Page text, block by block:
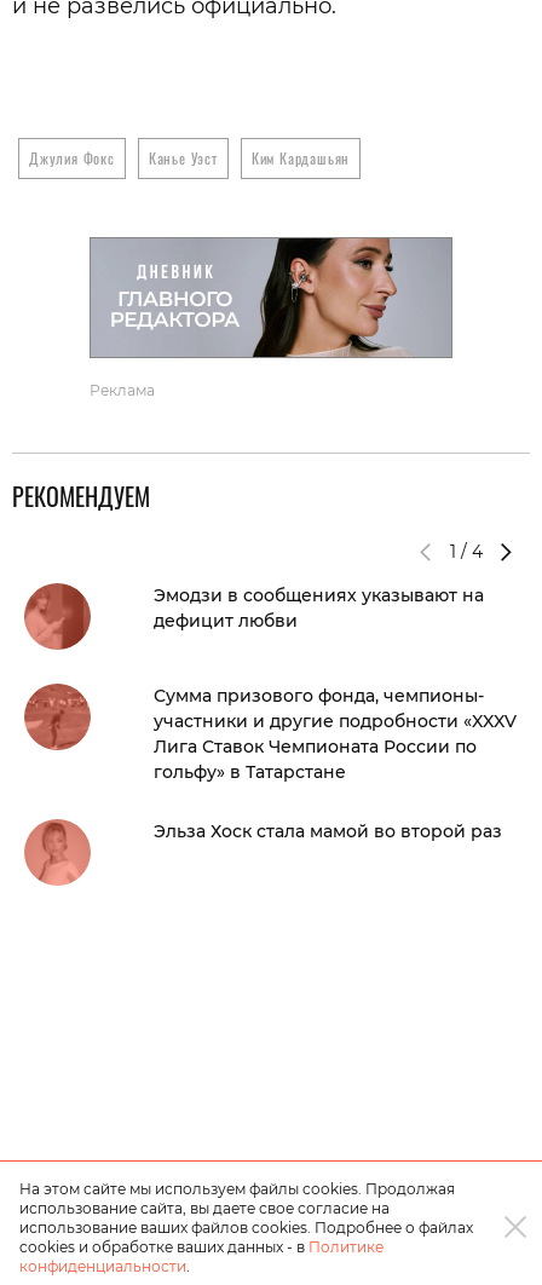
и не развелись официально.
Джулия Фокс Канье Уэст Ким Кардашьян
Реклама
РЕКОМЕНДУЕМ
1 / 4
Эмодзи в сообщениях указывают на
дефицит любви
Сумма призового фонда, чемпионы-
участники и другие подробности «XXXV
Лига Ставок Чемпионата России по
гольфу» в Татарстане
Эльза Хоск стала мамой во второй раз
На этом сайте мы используем файлы cookies. Продолжая
использование сайта, вы даете свое согласие на
использование ваших файлов cookies. Подробнее о файлах
cookies и обработке ваших данных - в Политике
конфиденциальности.